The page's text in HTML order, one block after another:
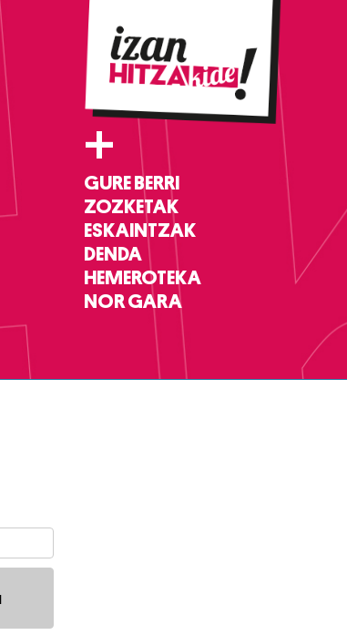
+
GURE BERRI
ZOZKETAK
ESKAINTZAK
DENDA
HEMEROTEKA
NOR GARA